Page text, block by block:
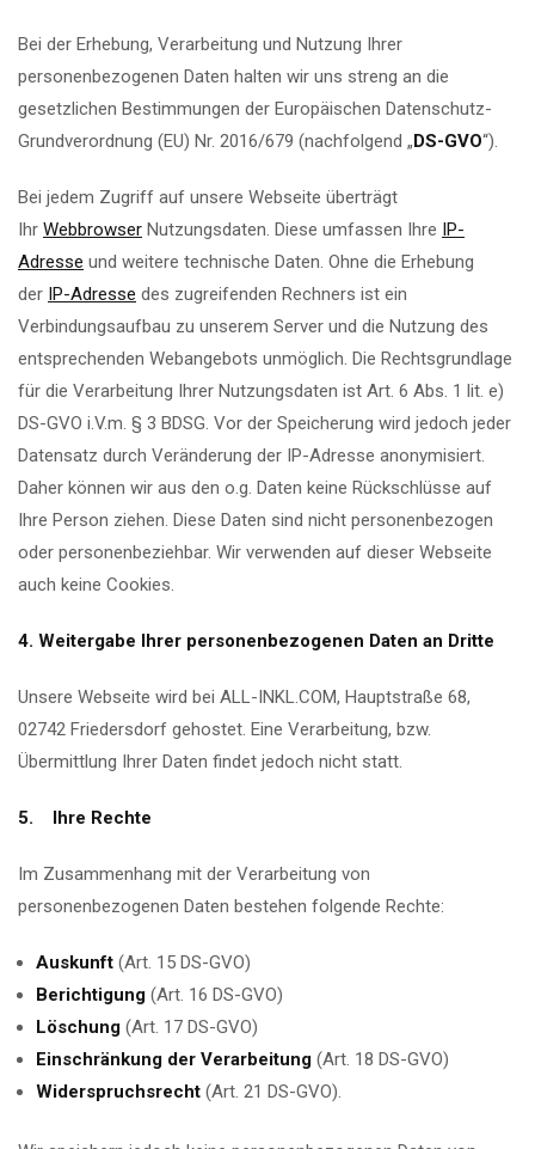
Bei der Erhebung, Verarbeitung und Nutzung Ihrer
personenbezogenen Daten halten wir uns streng an die
gesetzlichen Bestimmungen der Europäischen Datenschutz-
Grundverordnung (EU) Nr. 2016/679 (nachfolgend „DS-GVO“).
Bei jedem Zugriff auf unsere Webseite überträgt
Ihr Webbrowser Nutzungsdaten. Diese umfassen Ihre IP-
Adresse und weitere technische Daten. Ohne die Erhebung
der IP-Adresse des zugreifenden Rechners ist ein
Verbindungsaufbau zu unserem Server und die Nutzung des
entsprechenden Webangebots unmöglich. Die Rechtsgrundlage
für die Verarbeitung Ihrer Nutzungsdaten ist Art. 6 Abs. 1 lit. e)
DS-GVO i.V.m. § 3 BDSG. Vor der Speicherung wird jedoch jeder
Datensatz durch Veränderung der IP-Adresse anonymisiert.
Daher können wir aus den o.g. Daten keine Rückschlüsse auf
Ihre Person ziehen. Diese Daten sind nicht personenbezogen
oder personenbeziehbar. Wir verwenden auf dieser Webseite
auch keine Cookies.
4. Weitergabe Ihrer personenbezogenen Daten an Dritte
Unsere Webseite wird bei ALL-INKL.COM, Hauptstraße 68,
02742 Friedersdorf gehostet. Eine Verarbeitung, bzw.
Übermittlung Ihrer Daten findet jedoch nicht statt.
5. Ihre Rechte
Im Zusammenhang mit der Verarbeitung von
personenbezogenen Daten bestehen folgende Rechte:
Auskunft (Art. 15 DS-GVO)
Berichtigung (Art. 16 DS-GVO)
Löschung (Art. 17 DS-GVO)
Einschränkung der Verarbeitung (Art. 18 DS-GVO)
Widerspruchsrecht (Art. 21 DS-GVO).